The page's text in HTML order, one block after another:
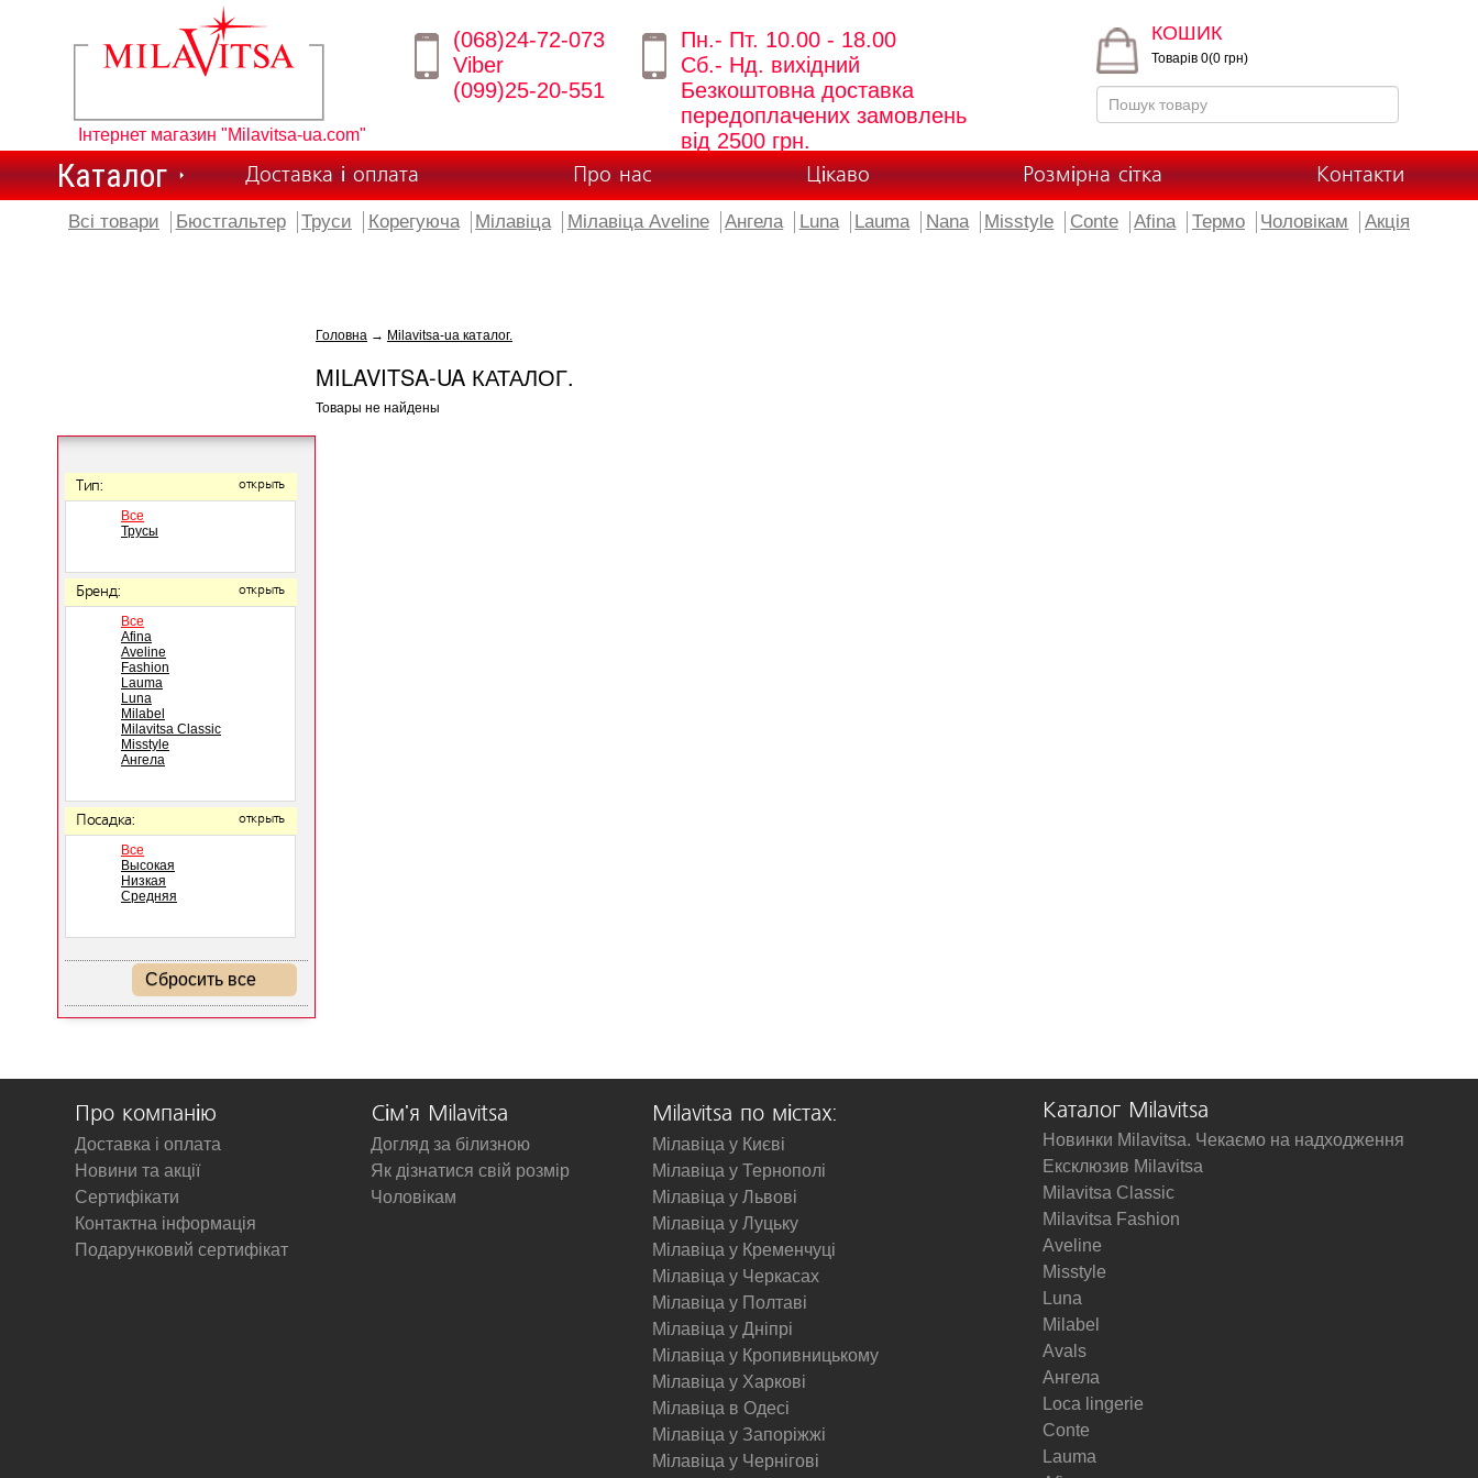
Інтернет магазин "Milavitsa-ua.com"
(068)24-72-073
Viber
(099)25-20-551
Пн.- Пт. 10.00 - 18.00
Сб.- Нд. вихідний
Безкоштовна доставка
передоплачених замовлень
від 2500 грн.
КОШИК
Товарів 0(0 грн)
Каталог Доставка і оплата Про нас Цікаво Розмірна сітка Контакти
Всі товари Бюстгальтер Труси Корегуюча Мілавіца Мілавіца Aveline Ангела Luna Lauma Nana Misstyle Conte Afina Термо Чоловікам Акція
Тип: открыть
Все
Трусы
Бренд: открыть
Все
Afina
Aveline
Fashion
Lauma
Luna
Milabel
Milavitsa Classic
Misstyle
Ангела
Посадка: открыть
Все
Высокая
Низкая
Средняя
Сбросить все
Головна → Milavitsa-ua каталог.
MILAVITSA-UA КАТАЛОГ.
Товары не найдены
Про компанію
Доставка і оплата
Новини та акції
Сертифікати
Контактна інформація
Подарунковий сертифікат
Сім'я Milavitsa
Догляд за білизною
Як дізнатися свій розмір
Чоловікам
Milavitsa по містах:
Мілавіца у Києві
Мілавіца у Тернополі
Мілавіца у Львові
Мілавіца у Луцьку
Мілавіца у Кременчуці
Мілавіца у Черкасах
Мілавіца у Полтаві
Мілавіца у Дніпрі
Мілавіца у Кропивницькому
Мілавіца у Харкові
Мілавіца в Одесі
Мілавіца у Запоріжжі
Мілавіца у Чернігові
Каталог Milavitsa
Новинки Milavitsa. Чекаємо на надходження
Ексклюзив Milavitsa
Milavitsa Classic
Milavitsa Fashion
Aveline
Misstyle
Luna
Milabel
Avals
Ангела
Loca lingerie
Conte
Lauma